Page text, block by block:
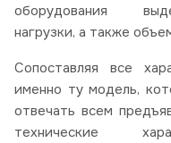
оборудования
нагрузки, а также
Сопоставляя все
именно ту модель,
отвечать всем
технические